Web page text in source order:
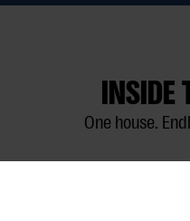
INSIDE
One house.